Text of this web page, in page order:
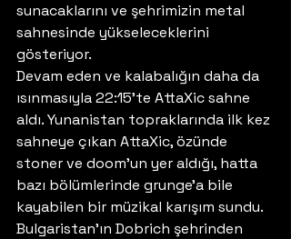
sunacaklarını ve şehrimizin metal
sahnesinde yükseleceklerini
gösteriyor.
Devam eden ve kalabalığın daha da
ısınmasıyla 22:15’te AttaXic sahne
aldı. Yunanistan topraklarında ilk kez
sahneye çıkan AttaXic, özünde
stoner ve doom’un yer aldığı, hatta
bazı bölümlerinde grunge’a bile
kayabilen bir müzikal karışım sundu.
Bulgaristan’ın Dobrich şehrinden